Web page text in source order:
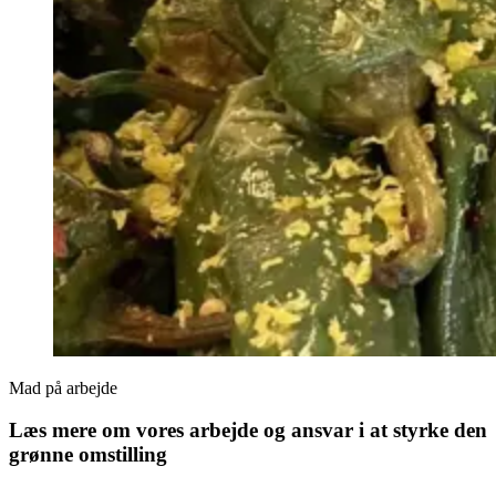
Mad på arbejde
Læs mere om vores arbejde og ansvar i at styrke den
grønne omstilling